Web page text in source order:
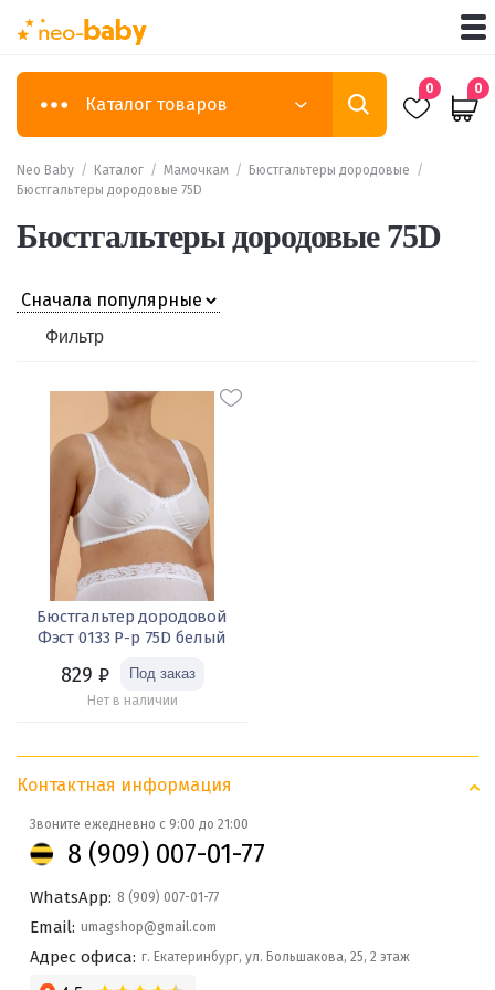
Каталог товаров
0 0
Neo Baby / Каталог / Мамочкам / Бюстгальтеры дородовые /
Бюстгальтеры дородовые 75D
Бюстгальтеры дородовые 75D
Фильтр
Бюстгальтер дородовой
Фэст 0133 Р-р 75D белый
829 ₽
Нет в наличии
Контактная информация
Звоните ежедневно с 9:00 до 21:00
8 (909) 007-01-77
WhatsApp: 8 (909) 007-01-77
Email: umagshop@gmail.com
Адрес офиса: г. Екатеринбург, ул. Большакова, 25, 2 этаж